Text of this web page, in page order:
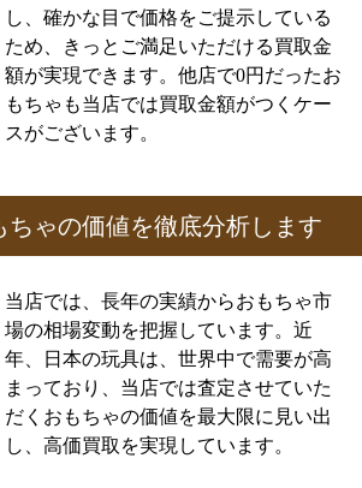
し、確かな目で価格をご提示している
ため、きっとご満足いただける買取金
額が実現できます。他店で0円だったお
もちゃも当店では買取金額がつくケー
スがございます。
ちゃの価値を徹底分析します
当店では、長年の実績からおもちゃ市
場の相場変動を把握しています。近
年、日本の玩具は、世界中で需要が高
まっており、当店では査定させていた
だくおもちゃの価値を最大限に見い出
し、高価買取を実現しています。